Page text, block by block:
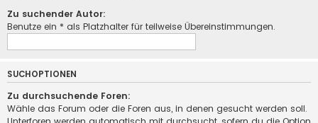
Zu suchender Autor:
Benutze ein * als Platzhalter für teilweise Übereinstimmungen.
SUCHOPTIONEN
Zu durchsuchende Foren:
Wähle das Forum oder die Foren aus, in denen gesucht werden soll.